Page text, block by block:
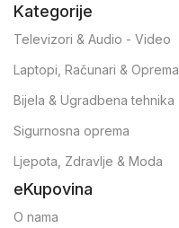
Kategorije
Televizori & Audio - Video
Laptopi, Računari & Oprema
Bijela & Ugradbena tehnika
Sigurnosna oprema
Ljepota, Zdravlje & Moda
eKupovina
O nama